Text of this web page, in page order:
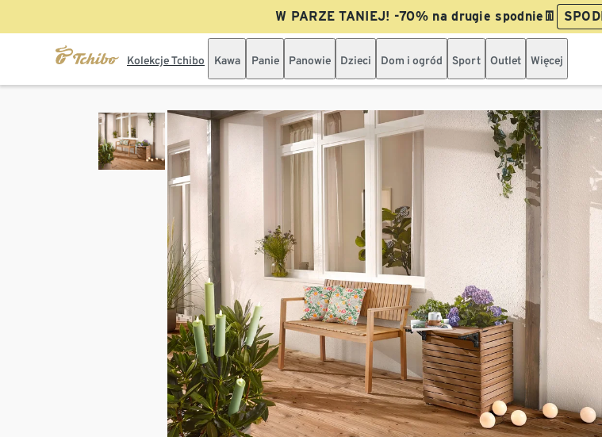
W PARZE TANIEJ! -70% na drugie spodnie👖
Kolekcje Tchibo Kawa Panie Panowie Dzieci Dom i ogród Sport Outlet Więcej